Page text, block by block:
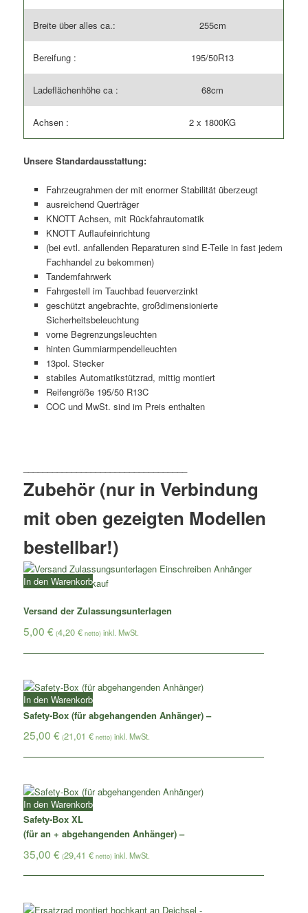
Breite über alles ca.: 255cm
Bereifung : 195/50R13
Ladeflächenhöhe ca : 68cm
Achsen : 2 x 1800KG
Unsere Standardausstattung:
Fahrzeugrahmen der mit enormer Stabilität überzeugt
ausreichend Querträger
KNOTT Achsen, mit Rückfahrautomatik
KNOTT Auflaufeinrichtung
(bei evtl. anfallenden Reparaturen sind E-Teile in fast jedem
Fachhandel zu bekommen)
Tandemfahrwerk
Fahrgestell im Tauchbad feuerverzinkt
geschützt angebrachte, großdimensionierte
Sicherheitsbeleuchtung
vorne Begrenzungsleuchten
hinten Gummiarmpendelleuchten
13pol. Stecker
stabiles Automatikstützrad, mittig montiert
Reifengröße 195/50 R13C
COC und MwSt. sind im Preis enthalten
Zubehör (nur in Verbindung
mit oben gezeigten Modellen
bestellbar!)
Versand der Zulassungsunterlagen
5,00€ (4,20€ netto)
In den Warenkorb
Safety-Box (für abgehangenden Anhänger) –
25,00€ (21,01€ netto)
In den Warenkorb
Safety-Box XL
(für an + abgehangenden Anhänger) –
35,00€ (29,41€ netto)
In den Warenkorb